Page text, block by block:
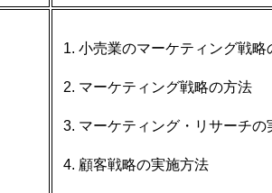
小売業のマーケティング戦略
マーケティング戦略の方法
マーケティング・リサーチの
顧客戦略の実施方法